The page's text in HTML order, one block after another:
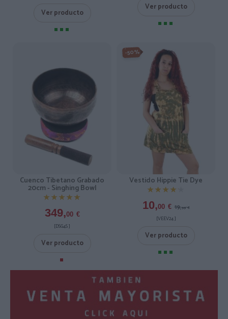
Ver producto
Ver producto
Cuenco Tibetano Grabado
20cm - Singhing Bowl
★★★★★
★★★★★
349,00 €
[DSG4S ]
Ver producto
-50%
Vestido Hippie Tie Dye
★★★★★
★★★★★
10,00 € 19,99 €
[VEEV24 ]
Ver producto